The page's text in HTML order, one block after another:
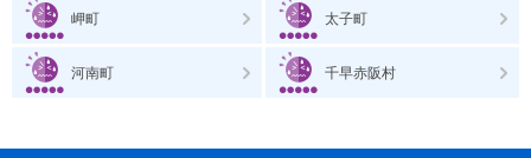
岬町 太子町
河南町 千早赤阪村